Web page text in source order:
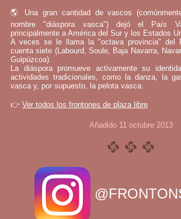
🌎 Una gran cantidad de vascos
nombre "diáspora vasca") dejó el País
principalmente a América del Sur y los Estados
A veces se le llama la "octava provincia" del
cuenta siete (Labourd, Soule, Baja Navarra,
Guipúzcoa).
La diáspora promueve activamente su
actividades tradicionales, como la danza, la
vasca y, por supuesto, la pelota vasca.
👉 Ver todos los frontones de plaza libre
Añadido 11 octubre 2013